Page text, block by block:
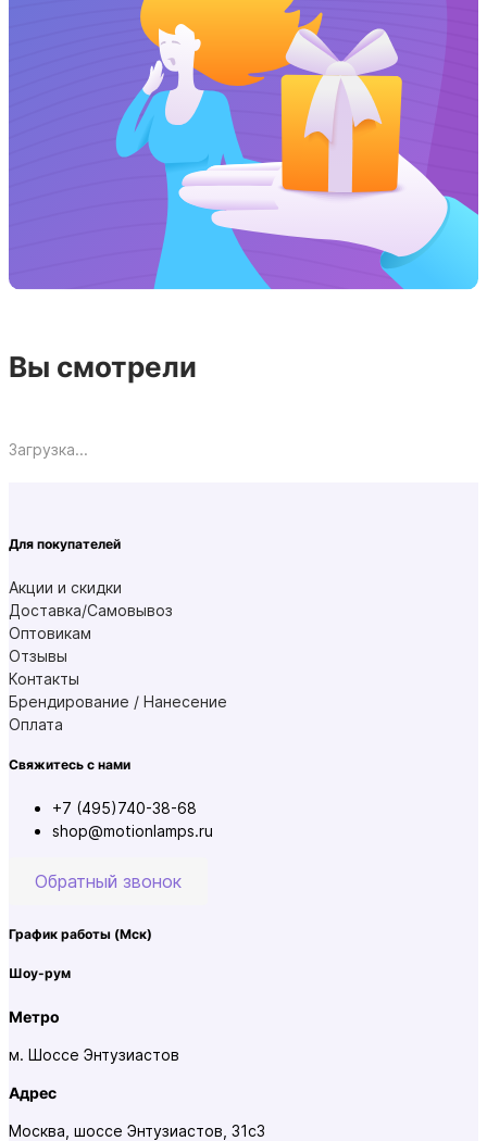
Вы смотрели
Загрузка...
Для покупателей
Акции и скидки
Доставка/Самовывоз
Оптовикам
Отзывы
Контакты
Брендирование / Нанесение
Оплата
Свяжитесь с нами
+7 (495)740-38-68
shop@motionlamps.ru
Обратный звонок
График работы (Мск)
Шоу-рум
Метро
м. Шоссе Энтузиастов
Адрес
Москва, шоссе Энтузиастов, 31с3